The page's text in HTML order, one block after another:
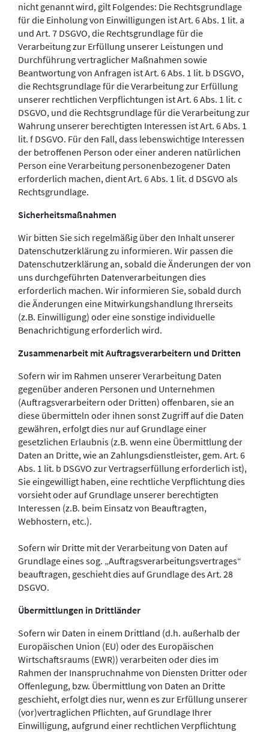
nicht genannt wird, gilt Folgendes: Die Rechtsgrundlage
für die Einholung von Einwilligungen ist Art. 6 Abs. 1 lit. a
und Art. 7 DSGVO, die Rechtsgrundlage für die
Verarbeitung zur Erfüllung unserer Leistungen und
Durchführung vertraglicher Maßnahmen sowie
Beantwortung von Anfragen ist Art. 6 Abs. 1 lit. b DSGVO,
die Rechtsgrundlage für die Verarbeitung zur Erfüllung
unserer rechtlichen Verpflichtungen ist Art. 6 Abs. 1 lit. c
DSGVO, und die Rechtsgrundlage für die Verarbeitung zur
Wahrung unserer berechtigten Interessen ist Art. 6 Abs. 1
lit. f DSGVO. Für den Fall, dass lebenswichtige Interessen
der betroffenen Person oder einer anderen natürlichen
Person eine Verarbeitung personenbezogener Daten
erforderlich machen, dient Art. 6 Abs. 1 lit. d DSGVO als
Rechtsgrundlage.
Sicherheitsmaßnahmen
Wir bitten Sie sich regelmäßig über den Inhalt unserer
Datenschutzerklärung zu informieren. Wir passen die
Datenschutzerklärung an, sobald die Änderungen der von
uns durchgeführten Datenverarbeitungen dies
erforderlich machen. Wir informieren Sie, sobald durch
die Änderungen eine Mitwirkungshandlung Ihrerseits
(z.B. Einwilligung) oder eine sonstige individuelle
Benachrichtigung erforderlich wird.
Zusammenarbeit mit Auftragsverarbeitern und Dritten
Sofern wir im Rahmen unserer Verarbeitung Daten
gegenüber anderen Personen und Unternehmen
(Auftragsverarbeitern oder Dritten) offenbaren, sie an
diese übermitteln oder ihnen sonst Zugriff auf die Daten
gewähren, erfolgt dies nur auf Grundlage einer
gesetzlichen Erlaubnis (z.B. wenn eine Übermittlung der
Daten an Dritte, wie an Zahlungsdienstleister, gem. Art. 6
Abs. 1 lit. b DSGVO zur Vertragserfüllung erforderlich ist),
Sie eingewilligt haben, eine rechtliche Verpflichtung dies
vorsieht oder auf Grundlage unserer berechtigten
Interessen (z.B. beim Einsatz von Beauftragten,
Webhostern, etc.).
Sofern wir Dritte mit der Verarbeitung von Daten auf
Grundlage eines sog. „Auftragsverarbeitungsvertrages“
beauftragen, geschieht dies auf Grundlage des Art. 28
DSGVO.
Übermittlungen in Drittländer
Sofern wir Daten in einem Drittland (d.h. außerhalb der
Europäischen Union (EU) oder des Europäischen
Wirtschaftsraums (EWR)) verarbeiten oder dies im
Rahmen der Inanspruchnahme von Diensten Dritter oder
Offenlegung, bzw. Übermittlung von Daten an Dritte
geschieht, erfolgt dies nur, wenn es zur Erfüllung unserer
(vor)vertraglichen Pflichten, auf Grundlage Ihrer
Einwilligung, aufgrund einer rechtlichen Verpflichtung